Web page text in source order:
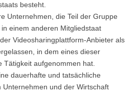
besteht.
Unternehmen, die Teil der Gruppe
einem anderen Mitgliedstaat
Videosharingplattform-Anbieter als
in dem eines dieser
Tätigkeit aufgenommen hat.
dauerhafte und tatsächliche
Unternehmen und der Wirtschaft